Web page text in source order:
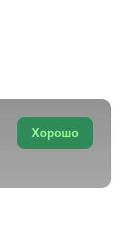
Хорошо